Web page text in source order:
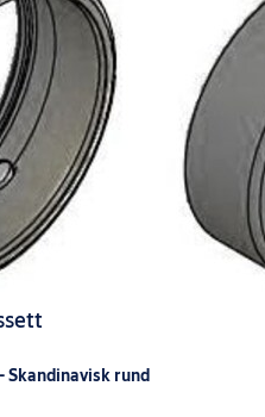
Skandinavisk rund